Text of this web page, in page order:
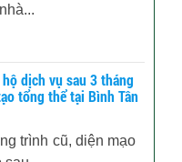
dịch vụ sau 3 tháng
tổng thể tại Bình Tân
trình cũ, diện mạo